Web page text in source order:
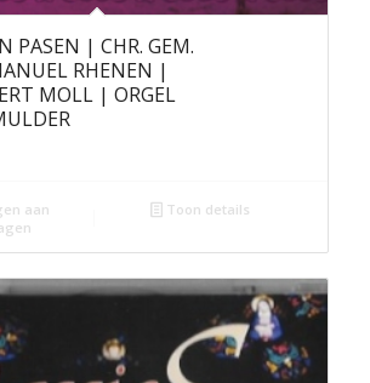
PASEN | CHR. GEM.
RHENEN |
MOLL | ORGEL
aan
Toon details